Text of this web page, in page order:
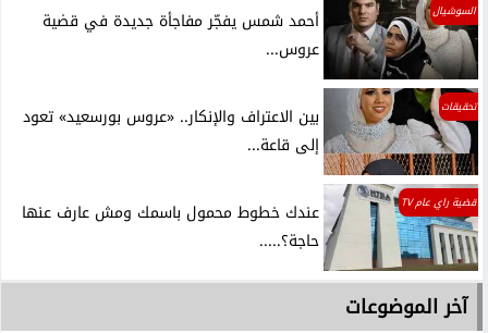
السوشيال
أحمد شمس يفجّر مفاجأة جديدة في قضية
عروس...
تحقيقات
بين الاعتراف والإنكار.. «عروس بورسعيد» تعود
إلى قاعة...
قضية راي عام TV
عندك خطوط محمول باسمك ومش عارف عنها
حاجة؟.....
آخر الموضوعات